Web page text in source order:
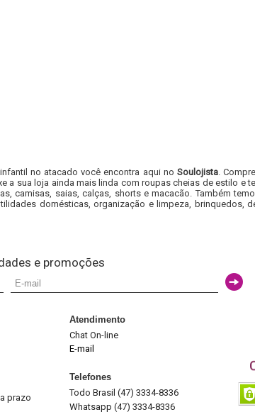
no atacado você encontra aqui no Soulojista.
a sua loja ainda mais linda com roupas cheias de estilo e
camisas, saias, calças, shorts e macacão. Também
domésticas, organização e limpeza, brinquedos,
e promoções
prazo
Atendimento
Chat On-line
E-mail
Telefones
Todo Brasil (47) 3334-8336
Whatsapp (47) 3334-8336